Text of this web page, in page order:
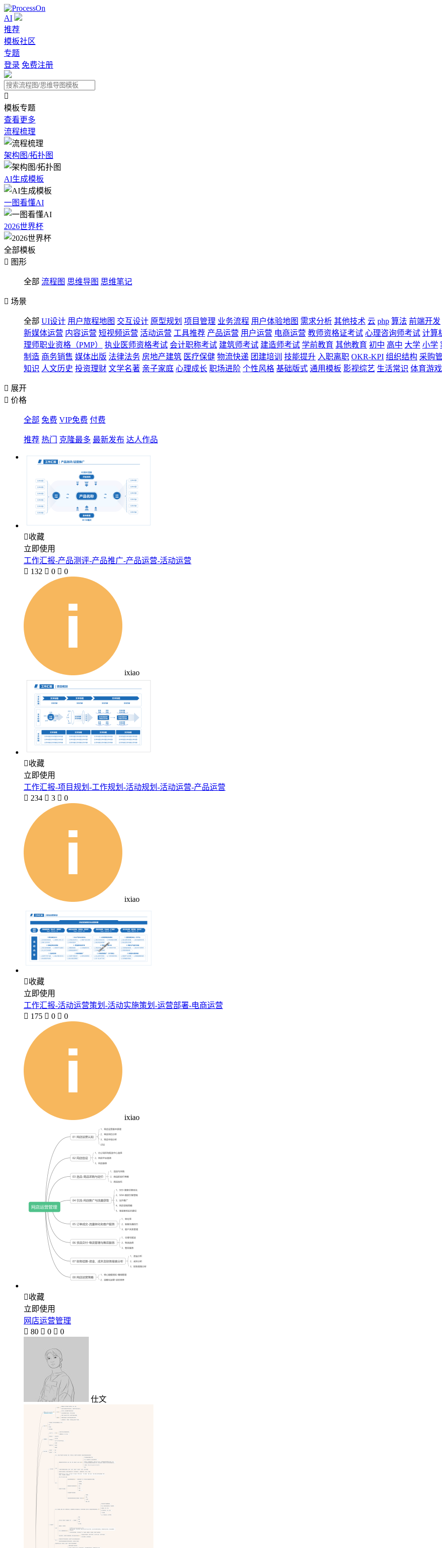
AI
推荐
模板社区
专题
登录 免费注册

模板专题
查看更多
流程梳理
架构图/拓扑图
AI生成模板
一图看懂AI
2026世界杯
全部模板
 图形
全部 流程图 思维导图 思维笔记
 场景
全部 UI设计 用户旅程地图 交互设计 原型规划 项目管理 业务流程 用户体验地图 需求分析 其他技术 云 php 算法 前端开发
新媒体运营 内容运营 短视频运营 活动运营 工具推荐 产品运营 用户运营 电商运营 教师资格证考试 心理咨询师考试 计算
理师职业资格（PMP）
执业医师资格考试 会计职称考试 建筑师考试 建造师考试 学前教育 其他教育 初中 高中 大学 小学
制造 商务销售 媒体出版 法律法务 房地产建筑 医疗保健 物流快递 团建培训 技能提升 入职离职 OKR-KPI 组织结构 采购
知识 人文历史 投资理财 文学名著 亲子家庭 心理成长 职场进阶 个性风格 基础版式 通用模板 影视综艺 生活常识 体育游戏
 展开
 价格
全部 免费 VIP免费 付费
推荐 热门 克隆最多 最新发布 达人作品
收藏
立即使用
工作汇报-产品测评-产品推广-产品运营-活动运营
 132  0  0
ixiao
收藏
立即使用
工作汇报-项目规划-工作规划-活动规划-活动运营-产品运营
 234  3  0
ixiao
收藏
立即使用
工作汇报-活动运营策划-活动实施策划-运营部署-电商运营
 175  0  0
ixiao
收藏
立即使用
网店运营管理
 80  0  0
仕文